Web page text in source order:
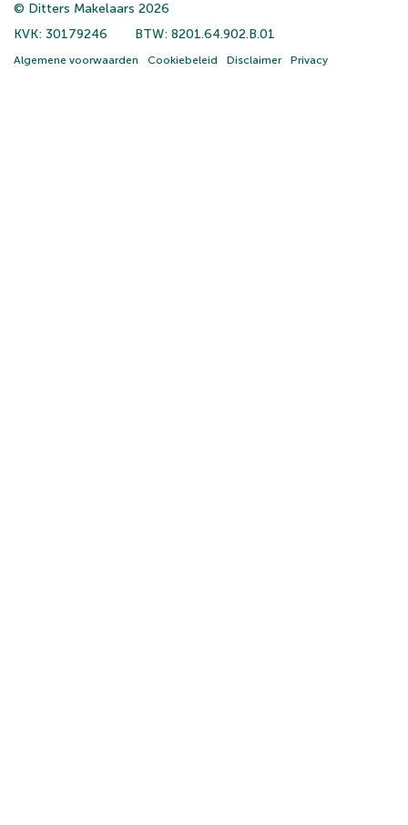
© Ditters Makelaars 2026
KVK: 30179246
BTW: 8201.64.902.B.01
Algemene voorwaarden Cookiebeleid Disclaimer Privacy